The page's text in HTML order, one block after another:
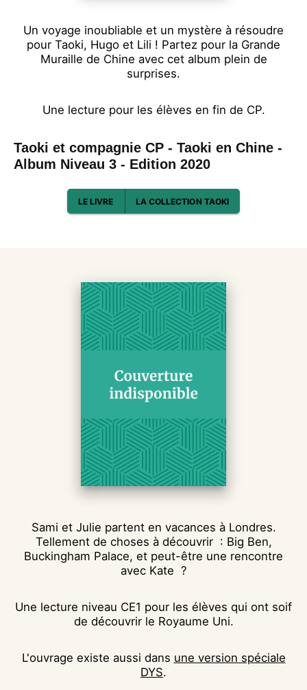
Un voyage inoubliable et un mystère à résoudre
pour Taoki, Hugo et Lili ! Partez pour la Grande
Muraille de Chine avec cet album plein de
surprises.
Une lecture pour les élèves en fin de CP.
Taoki et compagnie CP - Taoki en Chine -
Album Niveau 3 - Edition 2020
LE LIVRE LA COLLECTION TAOKI
Sami et Julie partent en vacances à Londres.
Tellement de choses à découvrir : Big Ben,
Buckingham Palace, et peut-être une rencontre
avec Kate ?
Une lecture niveau CE1 pour les élèves qui ont soif
de découvrir le Royaume Uni.
L'ouvrage existe aussi dans une version spéciale
DYS.